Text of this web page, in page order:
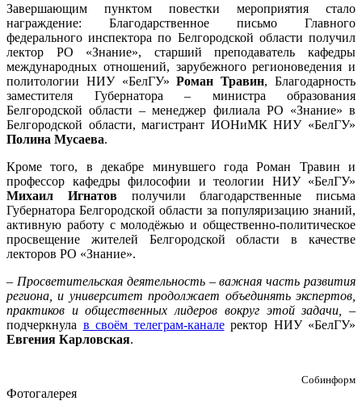
Завершающим пунктом повестки мероприятия стало
награждение: Благодарственное письмо Главного
федерального инспектора по Белгородской области получил
лектор РО «Знание», старший преподаватель кафедры
международных отношений, зарубежного регионоведения и
политологии НИУ «БелГУ»Роман Травин, Благодарность
заместителя Губернатора – министра образования
Белгородской области – менеджер филиала РО «Знание» в
Белгородской области, магистрант ИОНиМК НИУ «БелГУ»
Полина Мусаева.
Кроме того, в декабре минувшего года Роман Травин и
профессор кафедры философии и теологии НИУ «БелГУ»
Михаил Игнатовполучили благодарственные письма
Губернатора Белгородской области за популяризацию знаний,
активную работу с молодёжью и общественно-политическое
просвещение жителей Белгородской области в качестве
лекторов РО «Знание».
– Просветительская деятельность – важная часть развития
региона, и университет продолжает объединять экспертов,
практиков и общественных лидеров вокруг этой задачи, –
подчеркнула в своём телеграм-каналеректор НИУ «БелГУ»
Евгения Карловская.
Собинформ
Фотогалерея